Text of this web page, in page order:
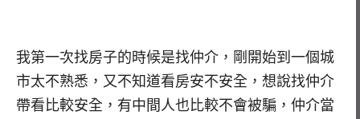
我第一次找房子的時候是找仲介，剛開始到一個城
市太不熟悉，又不知道看房安不安全，想說找仲介
帶看比較安全，有中間人也比較不會被騙，仲介當